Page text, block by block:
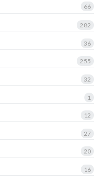
66
282
36
255
32
1
12
27
20
16